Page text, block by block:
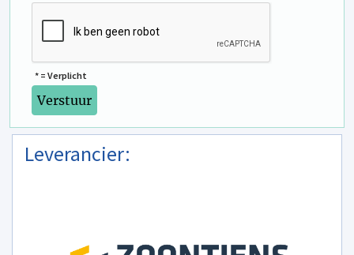
* = Verplicht
Leverancier: